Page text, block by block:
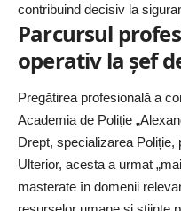
contribuind decisiv la
Parcursul
operativ la șef
Pregătirea profesională a
Academia de Poliție
Drept, specializarea Poliție,
Ulterior, acesta a urmat
masterate în domenii